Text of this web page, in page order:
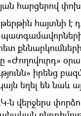
հարցերով
հայտնի է
«Ժողովուրդ»
իրենց
եղել են նաև
ն վերջերս